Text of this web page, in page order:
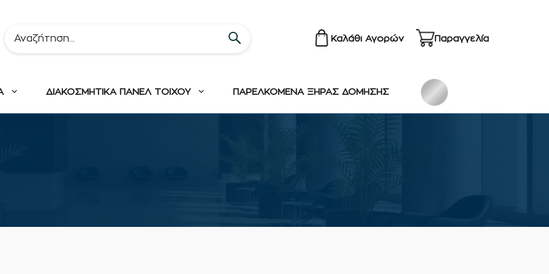
Καλάθι Αγορών Παραγγελία
ΔΙΑΚΟΣΜΗΤΙΚΑ ΠΑΝΕΛ ΤΟΙΧΟΥ ΠΑΡΕΛΚΟΜΕΝΑ ΞΗΡΑΣ ΔΟΜΗΣΗΣ